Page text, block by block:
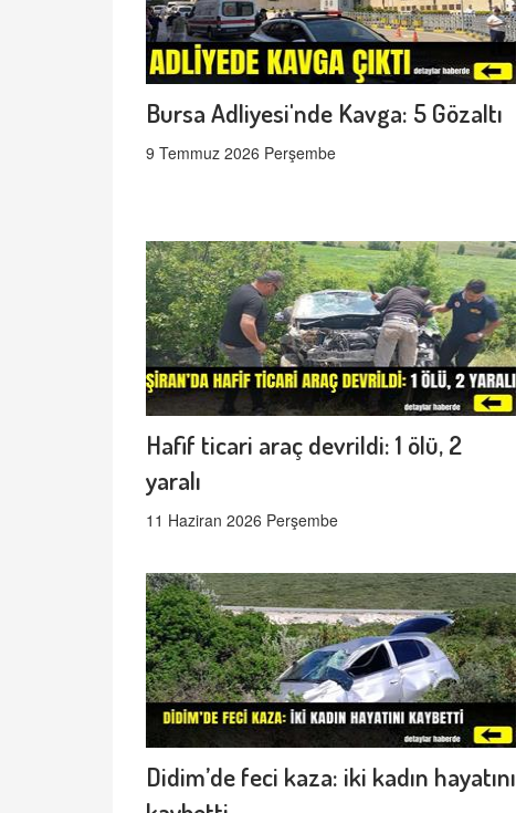
Bursa Adliyesi'nde Kavga: 5 Gözaltı
9 Temmuz 2026 Perşembe
Hafif ticari araç devrildi: 1 ölü, 2
yaralı
11 Haziran 2026 Perşembe
Didim’de feci kaza: iki kadın hayatını